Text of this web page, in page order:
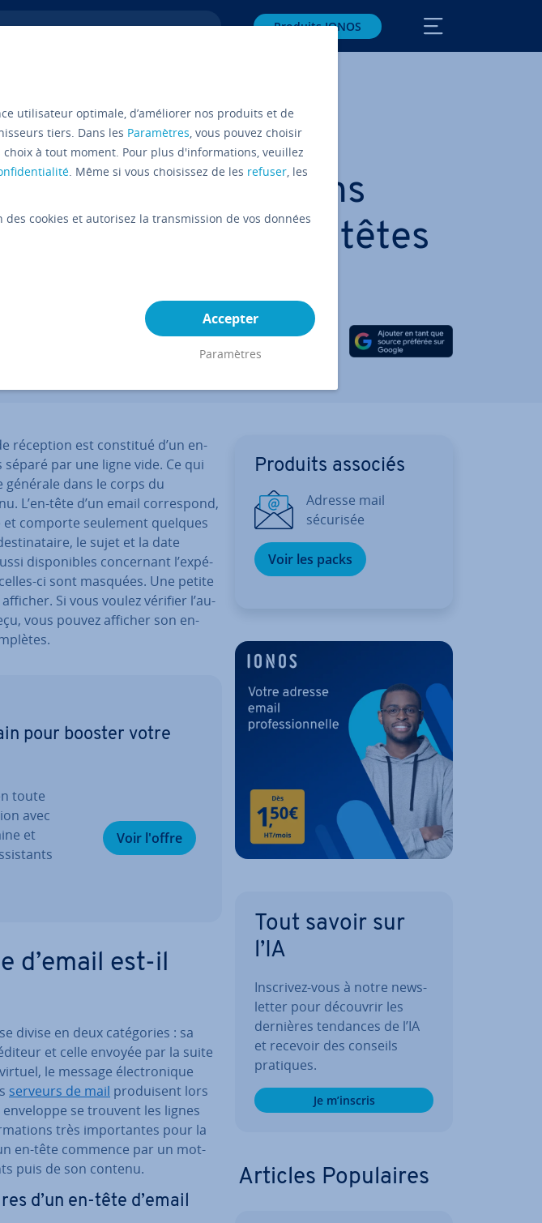
Produits IONOS
Quelles in­for­ma­tions
con­tien­nent les en-têtes
Partager sur Facebook
Partager sur Twitter
Partager sur LinkedIn
News­let­ter
réception est constitué d’un en-
par une ligne vide. Ce qui
dans le corps du
L’en-tête d’un email cor­res­pond,
comporte seulement quelques
le sujet et la date
dis­po­nibles con­cer­nant l’ex­pé­
ci sont masquées. Une petite
Si vous voulez vérifier l’au­
vous pouvez afficher son en-
pour booster votre
toute
avec
et
Voir l'offre
d’email est-il
divise en deux ca­té­go­ries : sa
et celle envoyée par la suite
le message élec­tro­nique
serveurs de mail pro­dui­sent lors
se trouvent les lignes
très im­por­tantes pour la
en-tête commence par un mot-
puis de son contenu.
d’un en-tête d’email
Produits associés
Adresse mail
sécurisée
Voir les packs
Tout savoir sur
l’IA
Inscrivez-vous à notre news­
let­ter pour découvrir les
dernières tendances de l’IA
et recevoir des conseils
pratiques.
Je m’inscris
Articles Po­pu­laires
utilisateur optimale, d’améliorer nos produits et de
tiers. Dans les Paramètres, vous pouvez choisir
à tout moment. Pour plus d'informations, veuillez
. Même si vous choisissez de les refuser, les
cookies et autorisez la transmission de vos données
Accepter
Paramètres